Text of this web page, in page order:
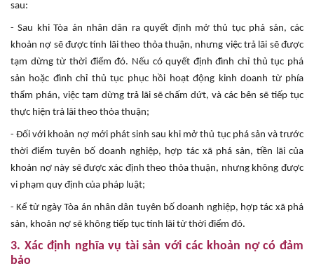
sau:
- Sau khi Tòa án nhân dân ra quyết định mở thủ tục phá sản, các
khoản nợ sẽ được tính lãi theo thỏa thuận, nhưng việc trả lãi sẽ được
tạm dừng từ thời điểm đó. Nếu có quyết định đình chỉ thủ tục phá
sản hoặc đình chỉ thủ tục phục hồi hoạt động kinh doanh từ phía
thẩm phán, việc tạm dừng trả lãi sẽ chấm dứt, và các bên sẽ tiếp tục
thực hiện trả lãi theo thỏa thuận;
- Đối với khoản nợ mới phát sinh sau khi mở thủ tục phá sản và trước
thời điểm tuyên bố doanh nghiệp, hợp tác xã phá sản, tiền lãi của
khoản nợ này sẽ được xác định theo thỏa thuận, nhưng không được
vi phạm quy định của pháp luật;
- Kể từ ngày Tòa án nhân dân tuyên bố doanh nghiệp, hợp tác xã phá
sản, khoản nợ sẽ không tiếp tục tính lãi từ thời điểm đó.
3. Xác định nghĩa vụ tài sản với các khoản nợ có đảm
bảo